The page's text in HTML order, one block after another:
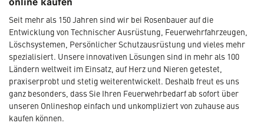
Seit mehr als 150 Jahren sind wir bei Rosenbauer auf die
Entwicklung von Technischer Ausrüstung, Feuerwehrfahrzeugen,
Löschsystemen, Persönlicher Schutzausrüstung und vieles mehr
spezialisiert. Unsere innovativen Lösungen sind in mehr als 100
Ländern weltweit im Einsatz, auf Herz und Nieren getestet,
praxiserprobt und stetig weiterentwickelt. Deshalb freut es uns
ganz besonders, dass Sie Ihren Feuerwehrbedarf ab sofort über
unseren Onlineshop einfach und unkompliziert von zuhause aus
kaufen können.